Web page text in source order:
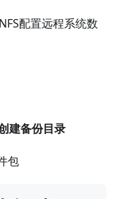
配置远程系统数
建备份目录
包